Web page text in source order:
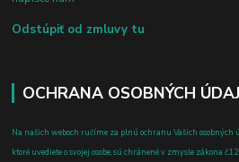
Odstúpiť od zmluvy tu
OCHRANA OSOBNÝCH
Na našich weboch ručíme za plnú ochranu Vašich
ktoré uvediete o svojej osobe, sú chránené v zmysle zákona